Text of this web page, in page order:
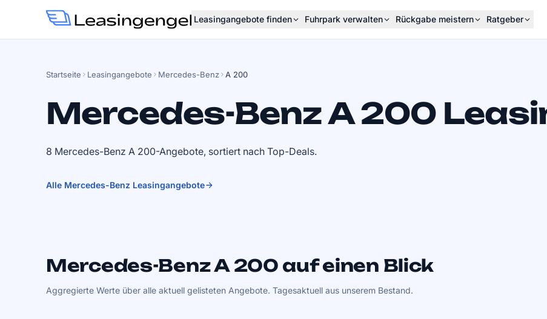
Leasingangebote finden Fuhrpark verwalten Rückgabe meistern Ratgeber
Startseite Leasingangebote Mercedes-Benz A 200
Mercedes-Benz A 200
8 Mercedes-Benz A 200-Angebote, sortiert nach Top-Deals.
Alle Mercedes-Benz Leasingangebote
Mercedes-Benz A 200 auf einen Blick
Aggregierte Werte über alle aktuell gelisteten Angebote. Tagesaktuell aus unserem Bestand.